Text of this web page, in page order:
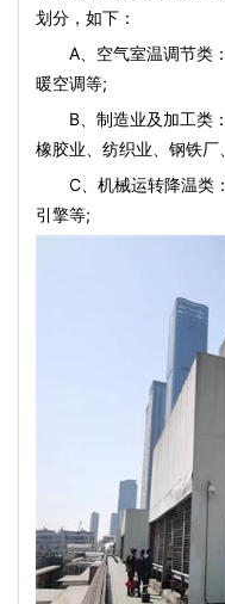
划分，如下：
A、空气室温调节类：
暖空调等;
B、制造业及加工类：
橡胶业、纺织业、钢铁
C、机械运转降温类：
引擎等;